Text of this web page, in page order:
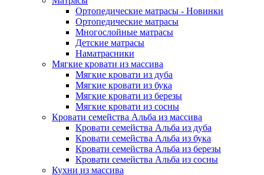
Ортопедические матрасы - Новинки
Ортопедические матрасы
Многослойные матрасы
Детские матрасы
Наматрасники
Мягкие кровати из массива
Мягкие кровати из дуба
Мягкие кровати из бука
Мягкие кровати из березы
Мягкие кровати из сосны
Кровати семейства Альба из массива
Кровати семейства Альба из дуба
Кровати семейства Альба из бука
Кровати семейства Альба из березы
Кровати семейства Альба из сосны
Кухни из массива